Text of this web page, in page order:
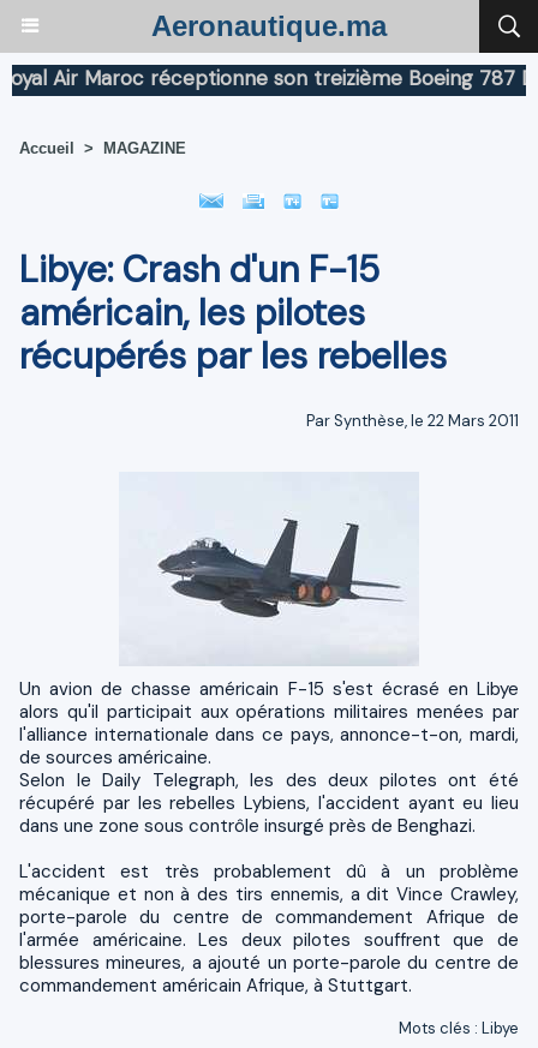
Aeronautique.ma
Air Maroc réceptionne son treizième Boeing 787
Accueil > MAGAZINE
Libye: Crash d'un F-15
américain, les pilotes
récupérés par les rebelles
Par Synthèse, le 22 Mars 2011
Un avion de chasse américain F-15 s'est écrasé en Libye
alors qu'il participait aux opérations militaires menées par
l'alliance internationale dans ce pays, annonce-t-on, mardi,
de sources américaine.
Selon le Daily Telegraph, les des deux pilotes ont été
récupéré par les rebelles Lybiens, l'accident ayant eu lieu
dans une zone sous contrôle insurgé près de Benghazi.
L'accident est très probablement dû à un problème
mécanique et non à des tirs ennemis, a dit Vince Crawley,
porte-parole du centre de commandement Afrique de
l'armée américaine. Les deux pilotes souffrent que de
blessures mineures, a ajouté un porte-parole du centre de
commandement américain Afrique, à Stuttgart.
Mots clés : Libye